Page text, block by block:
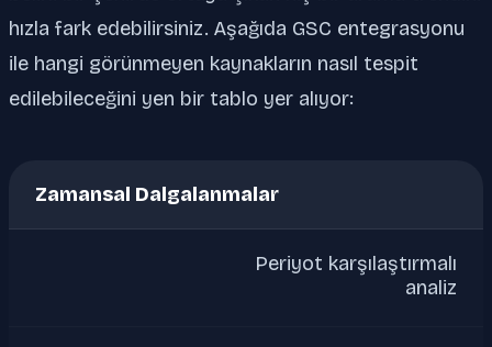
hızla fark edebilirsiniz. Aşağıda GSC entegrasyonu
ile hangi görünmeyen kaynakların nasıl tespit
edilebileceğini yen bir tablo yer alıyor:
Zamansal Dalgalanmalar
Periyot karşılaştırmalı
analiz